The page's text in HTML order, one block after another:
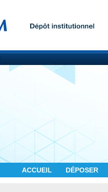
ACCUEIL DÉPOSER